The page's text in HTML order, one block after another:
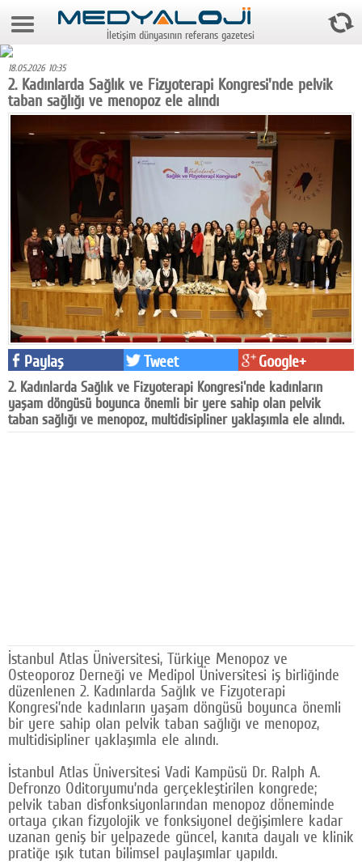
6 Ağustos 2026 11:48:05
Foto Galeri
Video Galeri
Gazeteler
Medya
Reyting-tiraj
Teknoloji
Televizyon
Dünya
Pr
Facebook
Diziler
SOSYAL MEDYA
Facebook
Twitter
Google Plus
© 2026 TÜM HAKLARI SAKLIDIR
İletişim dünyasının referans gazetesi
18.05.2026 10:35
2. Kadınlarda Sağlık ve Fizyoterapi Kongresi'nde pelvik
taban sağlığı ve menopoz ele alındı
Paylaş Tweet Google+
2. Kadınlarda Sağlık ve Fizyoterapi Kongresi'nde kadınların
yaşam döngüsü boyunca önemli bir yere sahip olan pelvik
taban sağlığı ve menopoz, multidisipliner yaklaşımla ele alındı.
İstanbul Atlas Üniversitesi, Türkiye Menopoz ve
Osteoporoz Derneği ve Medipol Üniversitesi iş birliğinde
düzenlenen 2. Kadınlarda Sağlık ve Fizyoterapi
Kongresi’nde kadınların yaşam döngüsü boyunca önemli
bir yere sahip olan pelvik taban sağlığı ve menopoz,
multidisipliner yaklaşımla ele alındı.
İstanbul Atlas Üniversitesi Vadi Kampüsü Dr. Ralph A.
Defronzo Oditoryumu’nda gerçekleştirilen kongrede;
pelvik taban disfonksiyonlarından menopoz döneminde
ortaya çıkan fizyolojik ve fonksiyonel değişimlere kadar
uzanan geniş bir yelpazede güncel, kanıta dayalı ve klinik
pratiğe ışık tutan bilimsel paylaşımlar yapıldı.